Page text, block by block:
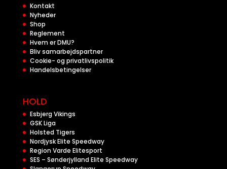
Kontakt
Nyheder
Shop
Reglement
Hvem er DMU?
Bliv samarbejdspartner
Cookie- og privatlivspolitik
Handelsbetingelser
HOLD
Esbjerg Vikings
GSK Liga
Holsted Tigers
Nordjysk Elite Speedway
Region Varde Elitesport
SES – Sønderjylland Elite Speedway